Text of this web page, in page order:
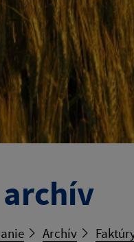
Archív